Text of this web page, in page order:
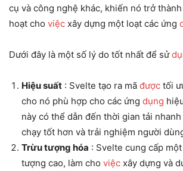
cụ và công nghệ khác, khiến nó trở
hoạt cho việc xây dựng một loạt các ứng
Dưới đây là một số lý do tốt nhất để sử
Hiệu suất : Svelte tạo ra mã được tối
cho nó phù hợp cho các ứng dụng
này có thể dẫn đến thời gian tải nhanh
chạy tốt hơn và trải nghiệm người
Trừu tượng hóa : Svelte cung cấp
tượng cao, làm cho việc xây dựng và